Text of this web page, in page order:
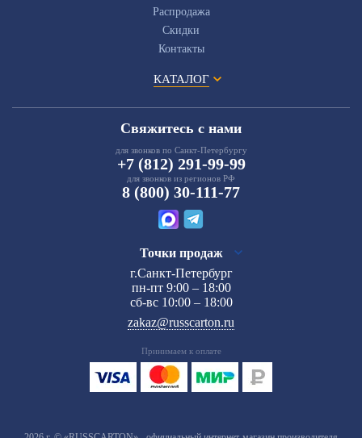
Распродажа
Скидки
Контакты
КАТАЛОГ
Свяжитесь с нами
для звонков по Санкт-Петербургу
+7 (812) 291-99-99
для звонков из регионов РФ
8 (800) 30-111-77
Точки продаж
г.Санкт-Петербург
пн-пт 9:00 – 18:00
сб-вс 10:00 – 18:00
zakaz@russcarton.ru
Принимаем к оплате